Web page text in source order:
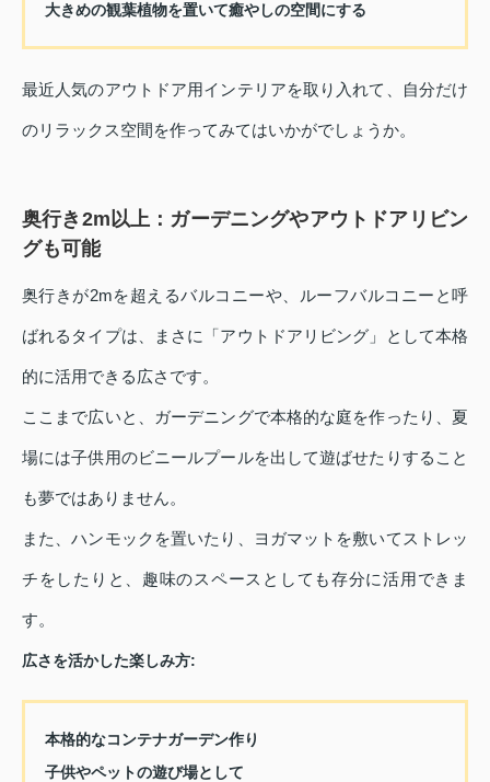
大きめの観葉植物を置いて癒やしの空間にする
最近人気のアウトドア用インテリアを取り入れて、自分だけ
のリラックス空間を作ってみてはいかがでしょうか。
奥行き2m以上：ガーデニングやアウトドアリビン
グも可能
奥行きが2mを超えるバルコニーや、ルーフバルコニーと呼
ばれるタイプは、まさに「アウトドアリビング」として本格
的に活用できる広さです。
ここまで広いと、ガーデニングで本格的な庭を作ったり、夏
場には子供用のビニールプールを出して遊ばせたりすること
も夢ではありません。
また、ハンモックを置いたり、ヨガマットを敷いてストレッ
チをしたりと、趣味のスペースとしても存分に活用できま
す。
広さを活かした楽しみ方:
本格的なコンテナガーデン作り
子供やペットの遊び場として